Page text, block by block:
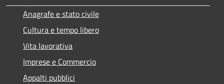
Anagrafe e stato civile
Cultura e tempo libero
Vita lavorativa
Imprese e Commercio
Appalti pubblici